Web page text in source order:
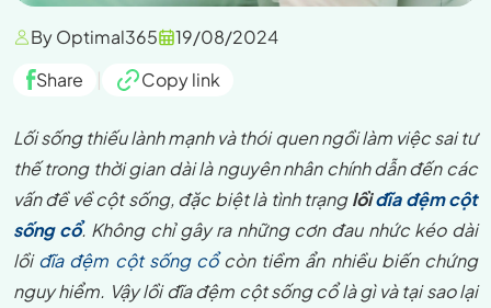
By Optimal365
19/08/2024
Share
| Copy link
Lối sống thiếu lành mạnh và thói quen ngồi làm việc sai tư
thế trong thời gian dài là nguyên nhân chính dẫn đến các
vấn đề về cột sống, đặc biệt là tình trạnglồiđĩa đệm cột
sống cổ. Không chỉ gây ra những cơn đau nhức kéo dài
lồiđĩa đệm cột sống cổcòn tiềm ẩn nhiều biến chứng
nguy hiểm. Vậy lồi đĩa đệm cột sống cổ là gì và tại sao lại